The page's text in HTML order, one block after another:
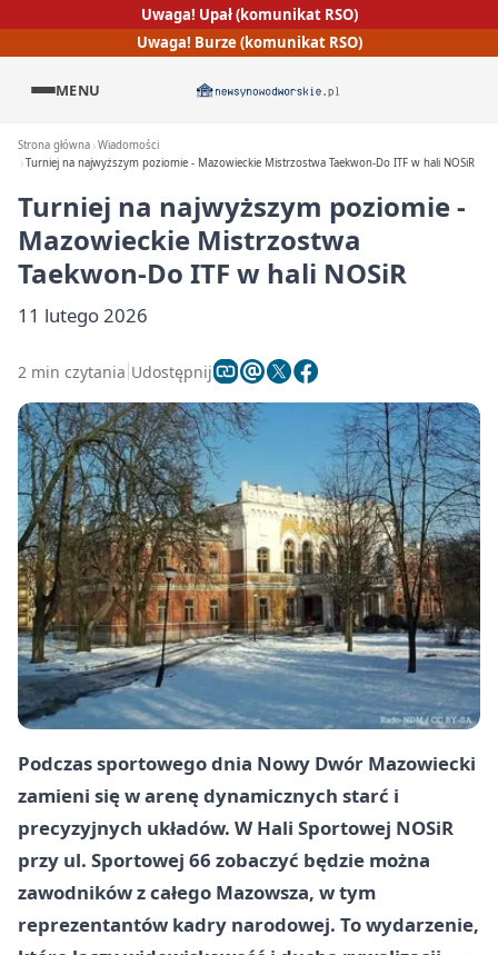
Uwaga! Upał (komunikat RSO)
Uwaga! Burze (komunikat RSO)
MENU
Strona główna Wiadomości
Turniej na najwyższym poziomie - Mazowieckie Mistrzostwa Taekwon-Do ITF w hali NOSiR
Turniej na najwyższym poziomie -
Mazowieckie Mistrzostwa
Taekwon-Do ITF w hali NOSiR
11 lutego 2026
2 min czytania Udostępnij
Podczas sportowego dnia Nowy Dwór Mazowiecki
zamieni się w arenę dynamicznych starć i
precyzyjnych układów. W Hali Sportowej NOSiR
przy ul. Sportowej 66 zobaczyć będzie można
zawodników z całego Mazowsza, w tym
reprezentantów kadry narodowej. To wydarzenie,